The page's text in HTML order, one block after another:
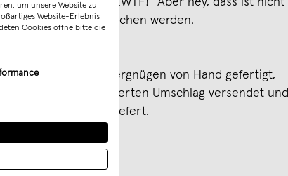
einfach abgewaschen werden.
mit extra viel Vergnügen von Hand gefertigt,
in einem kartonierten Umschlag versendet und
bis 5 Werktagen geliefert.
um unsere Website zu
Website-Erlebnis
Cookies öffne bitte die